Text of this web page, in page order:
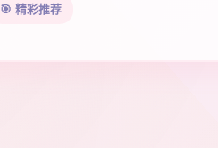
🎯 精彩推荐